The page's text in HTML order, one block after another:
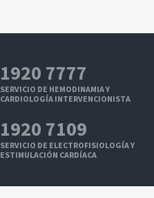
1920 7777
SERVICIO DE HEMODINAMIA Y
CARDIOLOGÍA INTERVENCIONISTA
1920 7109
SERVICIO DE ELECTROFISIOLOGÍA Y
ESTIMULACIÓN CARDÍACA